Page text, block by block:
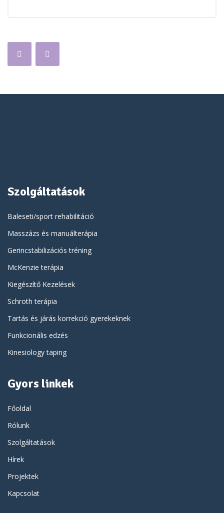
Szolgáltatások
Baleseti/sport rehabilitáció
Masszázs és manuálterápia
Gerincstabilizációs tréning
McKenzie terápia
Kiegészítő Kezelések
Schroth terápia
Tartás és járás korrekció gyerekeknek
Funkcionális edzés
Kinesiology taping
Gyors linkek
Főoldal
Rólunk
Szolgáltatások
Hírek
Projektek
Kapcsolat